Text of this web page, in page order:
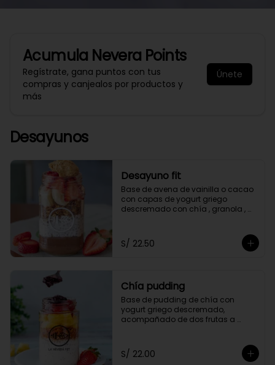
Acumula Nevera Points
Regístrate, gana puntos con tus
compras y canjealos por productos y
más
Únete
Desayunos
Desayuno fit
Base de avena de vainilla o cacao
con capas de yogurt griego
descremado con chía , granola ,
S/ 22.50
Chía pudding
Base de pudding de chía con
yogurt griego descremado,
acompañado de dos frutas a
S/ 22.00